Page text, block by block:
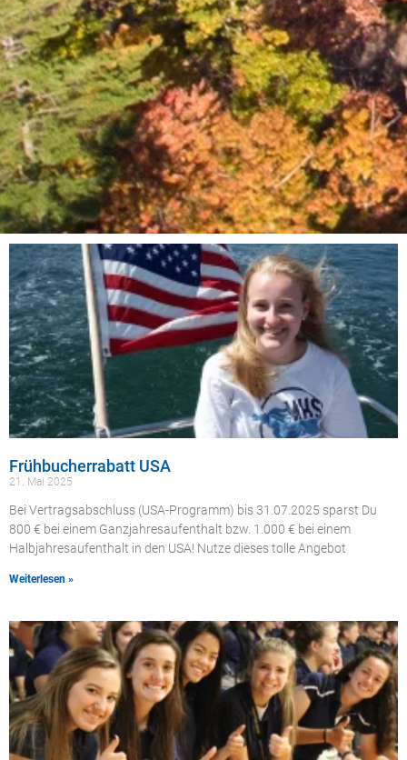
Frühbucherrabatt USA
21. Mai 2025
Bei Vertragsabschluss (USA-Programm) bis 31.07.2025 sparst Du
800 € bei einem Ganzjahresaufenthalt bzw. 1.000 € bei einem
Halbjahresaufenthalt in den USA! Nutze dieses tolle Angebot
Weiterlesen »